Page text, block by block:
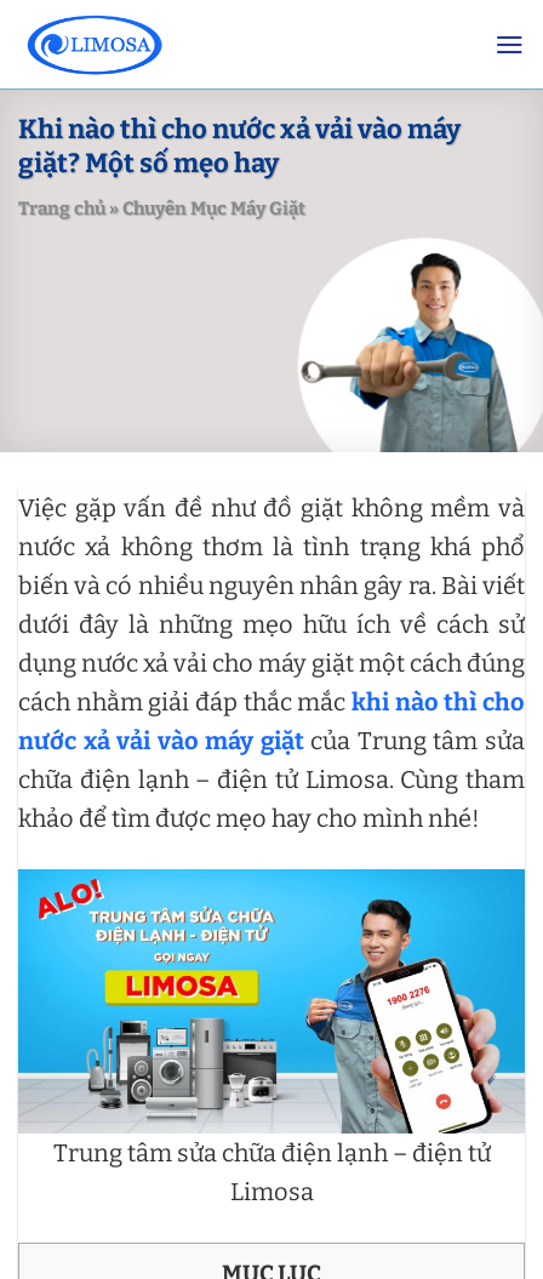
content
Khi nào thì cho nước xả vải vào máy
giặt? Một số mẹo hay
Trang chủ»Chuyên Mục Máy Giặt
Việc gặp vấn đề như đồ giặt không mềm và
nước xả không thơm là tình trạng khá phổ
biến và có nhiều nguyên nhân gây ra. Bài viết
dưới đây là những mẹo hữu ích về cách sử
dụng nước xả vải cho máy giặt một cách đúng
cách nhằm giải đáp thắc mắc khi nào thì cho
nước xả vải vào máy giặt của Trung tâm sửa
chữa điện lạnh – điện tử Limosa. Cùng tham
khảo để tìm được mẹo hay cho mình nhé!
Trung tâm sửa chữa điện lạnh – điện tử
Limosa
MỤC LỤC